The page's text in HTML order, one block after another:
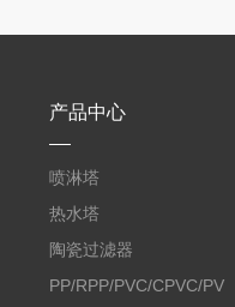
产品中心
喷淋塔
热水塔
陶瓷过滤器
PP/RPP/PVC/CPVC/